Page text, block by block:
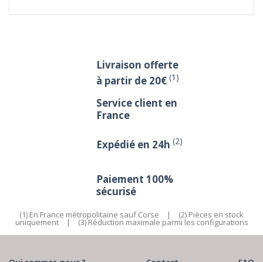
Livraison offerte
à partir de 20€ (1)
Service client en
France
Expédié en 24h (2)
Paiement 100%
sécurisé
(1) En France métropolitaine sauf Corse | (2) Pièces en stock
uniquement | (3) Réduction maximale parmi les configurations